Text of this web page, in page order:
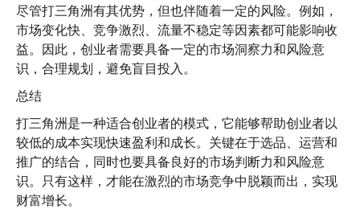
尽管打三角洲有其优势，但也伴随着一定的风险。例如，
市场变化快、竞争激烈、流量不稳定等因素都可能影响收
益。因此，创业者需要具备一定的市场洞察力和风险意
识，合理规划，避免盲目投入。
总结
打三角洲是一种适合创业者的模式，它能够帮助创业者以
较低的成本实现快速盈利和成长。关键在于选品、运营和
推广的结合，同时也要具备良好的市场判断力和风险意
识。只有这样，才能在激烈的市场竞争中脱颖而出，实现
财富增长。